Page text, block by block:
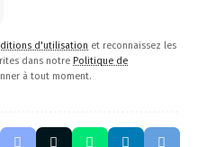
d'utilisation et reconnaissez les
dans notre Politique de
à tout moment.